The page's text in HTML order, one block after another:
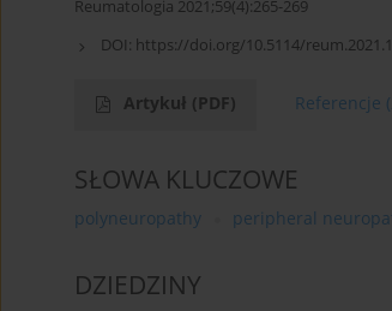
Reumatologia 2021;59(4):265-269
DOI: https://doi.org/10.5114/
Artykuł (PDF) Referencje
SŁOWA KLUCZOWE
polyneuropathy peripheral
DZIEDZINY